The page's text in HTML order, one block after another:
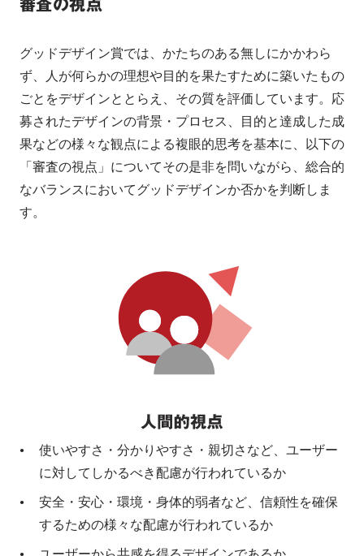
審査の視点
グッドデザイン賞では、かたちのある無しにかかわら
ず、人が何らかの理想や目的を果たすために築いたもの
ごとをデザインととらえ、その質を評価しています。応
募されたデザインの背景・プロセス、目的と達成した成
果などの様々な観点による複眼的思考を基本に、以下の
「審査の視点」についてその是非を問いながら、総合的
なバランスにおいてグッドデザインか否かを判断しま
す。
使いやすさ・分かりやすさ・親切さなど、ユーザー
に対してしかるべき配慮が行われているか
安全・安心・環境・身体的弱者など、信頼性を確保
するための様々な配慮が行われているか